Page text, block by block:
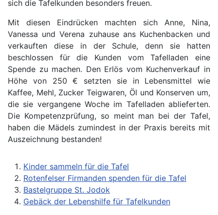
sich die Tafelkunden besonders freuen.
Mit diesen Eindrücken machten sich Anne, Nina,
Vanessa und Verena zuhause ans Kuchenbacken und
verkauften diese in der Schule, denn sie hatten
beschlossen für die Kunden vom Tafelladen eine
Spende zu machen. Den Erlös vom Kuchenverkauf in
Höhe von 250 € setzten sie in Lebensmittel wie
Kaffee, Mehl, Zucker Teigwaren, Öl und Konserven um,
die sie vergangene Woche im Tafelladen ablieferten.
Die Kompetenzprüfung, so meint man bei der Tafel,
haben die Mädels zumindest in der Praxis bereits mit
Auszeichnung bestanden!
Kinder sammeln für die Tafel
Rotenfelser Firmanden spenden für die Tafel
Bastelgruppe St. Jodok
Gebäck der Lebenshilfe für Tafelkunden